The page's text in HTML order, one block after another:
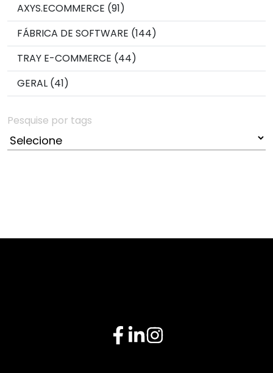
AXYS.ECOMMERCE (91)
FÁBRICA DE SOFTWARE (144)
TRAY E-COMMERCE (44)
GERAL (41)
Pesquise por tags